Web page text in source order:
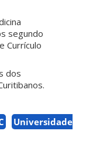
segundo
Currículo
dos
Universidade